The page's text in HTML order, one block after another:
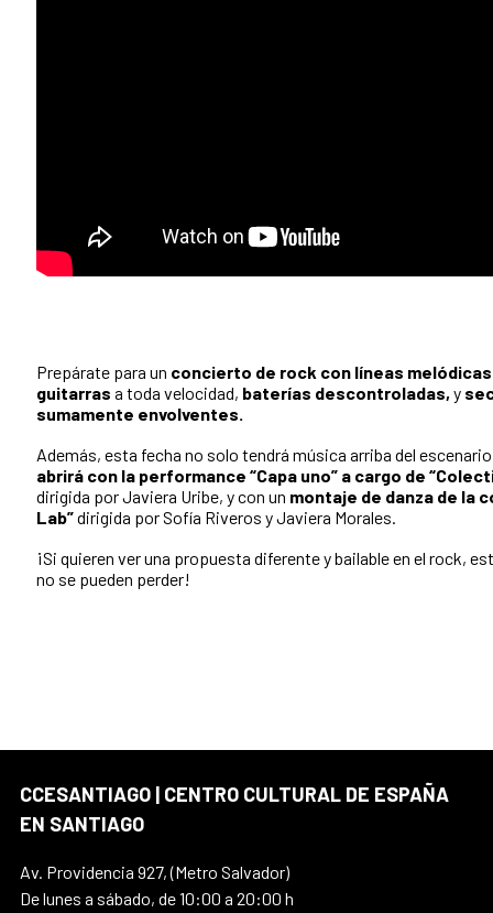
Prepárate para un concierto de rock con líneas
guitarras a toda velocidad, baterías descontroladas, y
sumamente envolventes.
Además, esta fecha no solo tendrá música arriba del
abrirá con la performance “Capa uno” a cargo de
dirigida por Javiera Uribe, y con un montaje de danza de la
Lab”dirigida por Sofía Riveros y Javiera Morales.
¡Si quieren ver una propuesta diferente y bailable en el rock,
no se pueden perder!
CCESANTIAGO | CENTRO CULTURAL DE ESPAÑA
EN SANTIAGO
Av. Providencia 927, (Metro Salvador)
De lunes a sábado, de 10:00 a 20:00 h